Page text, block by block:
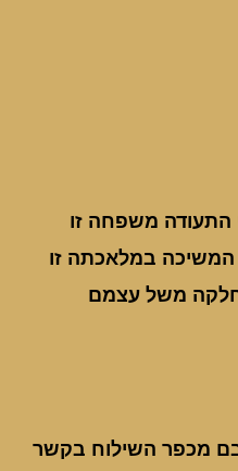
ספרד. תעודה המציינת את מגוריהם בירושלים היא משנת 1753. לפי התעודה משפחה זו
עד תקופת המנדט המשפחה המשיכה במלאכתה זו
חלקה משל עצמם
מכפר השילוח בקשר